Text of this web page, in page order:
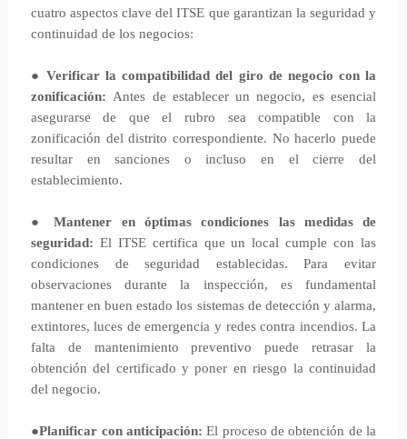
cuatro aspectos clave del ITSE que garantizan la seguridad y
continuidad de los negocios:
●Verificar la compatibilidad del giro de negocio con la
zonificación: Antes de establecer un negocio, es esencial
asegurarse de que el rubro sea compatible con la
zonificación del distrito correspondiente. No hacerlo puede
resultar en sanciones o incluso en el cierre del
establecimiento.
●Mantener en óptimas condiciones las medidas de
seguridad: El ITSE certifica que un local cumple con las
condiciones de seguridad establecidas. Para evitar
observaciones durante la inspección, es fundamental
mantener en buen estado los sistemas de detección y alarma,
extintores, luces de emergencia y redes contra incendios. La
falta de mantenimiento preventivo puede retrasar la
obtención del certificado y poner en riesgo la continuidad
del negocio.
●Planificar con anticipación: El proceso de obtención de la